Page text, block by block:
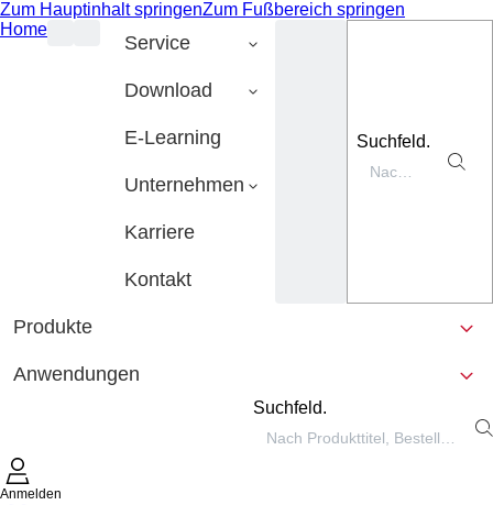
Zum Hauptinhalt springenZum Fußbereich springen
Home
Service
Download
E-Learning
Unternehmen
Karriere
Kontakt
Suchfeld.
Produkte
Anwendungen
Suchfeld.
Anmelden